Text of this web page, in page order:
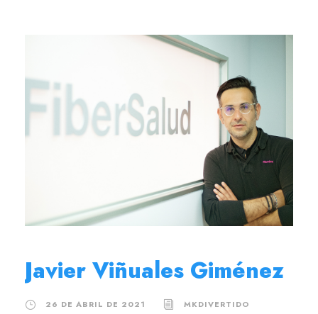
Javier Viñuales Giménez
26 DE ABRIL DE 2021
MKDIVERTIDO